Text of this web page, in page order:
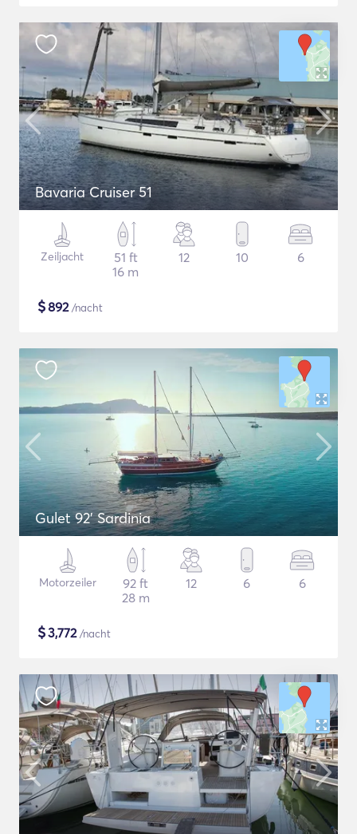
Bavaria Cruiser 51
Zeiljacht
51 ft
16 m
12 10 6
$892/nacht
Gulet 92' Sardinia
Motorzeiler
92 ft
28 m
12 6 6
$3,772/nacht